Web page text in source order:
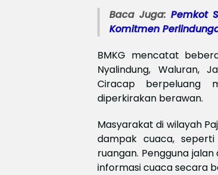
Baca Juga:‎Pemkot
Komitmen
BMKG mencatat
Nyalindung, Waluran,
Ciracap berpeluang
diperkirakan berawan.
Masyarakat di wilayah
dampak cuaca,
ruangan. Pengguna
informasi cuaca secara